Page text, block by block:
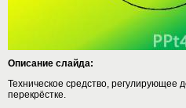
Описание слайда:
Техническое средство, регулирующее
перекрёстке.